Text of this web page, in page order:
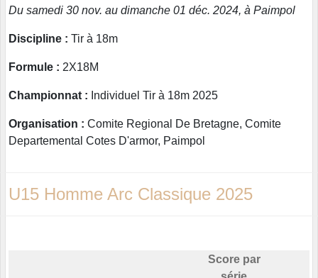
Du samedi 30 nov. au dimanche 01 déc. 2024, à Paimpol
Discipline : Tir à 18m
Formule : 2X18M
Championnat : Individuel Tir à 18m 2025
Organisation : Comite Regional De Bretagne, Comite
Departemental Cotes D'armor, Paimpol
U15 Homme Arc Classique 2025
Score par